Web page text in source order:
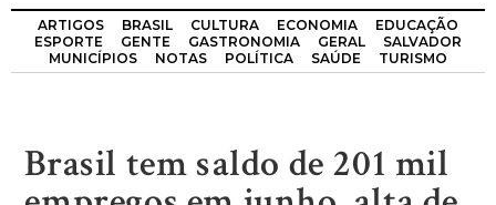
ARTIGOS BRASIL CULTURA ECONOMIA
EDUCAÇÃO
ESPORTE
GENTE GASTRONOMIA GERAL
SALVADOR
MUNICÍPIOS
NOTAS POLÍTICA SAÚDE TURISMO
Brasil tem saldo de 201 mil